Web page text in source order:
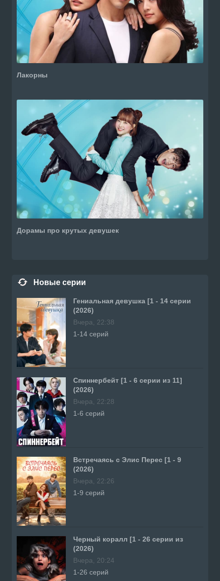
Лакорны
Дорамы про крутых девушек
Новые серии
Гениальная девушка [1 - 14 серии
(2026)
Вчера, 22:38
1-14 серий
Спиннербейт [1 - 6 серии из 11]
(2026)
Вчера, 22:28
1-6 серий
Встречаясь с Элис Перес [1 - 9
(2026)
Вчера, 22:26
1-9 серий
Черный коралл [1 - 26 серии из
(2026)
Вчера, 20:24
1-26 серий